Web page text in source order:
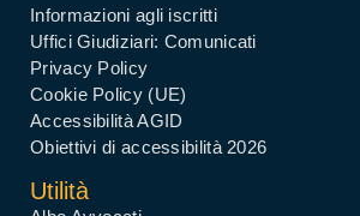
Informazioni agli iscritti
Uffici Giudiziari: Comunicati
Privacy Policy
Cookie Policy (UE)
Accessibilità AGID
Obiettivi di accessibilità 2026
Utilità